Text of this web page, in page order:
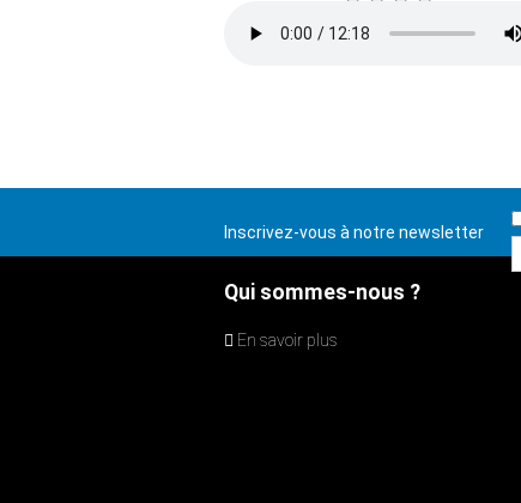
Inscrivez-vous à notre newsletter
Qui sommes-nous ?
En savoir plus